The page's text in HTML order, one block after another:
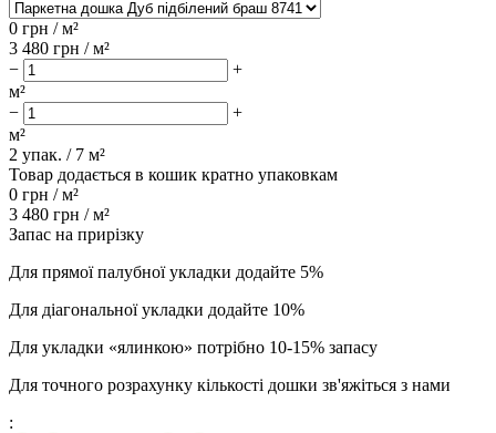
0 грн / м²
3 480 грн / м²
−
+
м²
−
+
м²
2 упак. / 7 м²
Товар додається в кошик кратно упаковкам
0 грн /м²
3 480 грн /м²
Запас на прирізку
Для прямої палубної укладки додайте 5%
Для діагональної укладки додайте 10%
Для укладки «ялинкою» потрібно 10-15% запасу
Для точного розрахунку кількості дошки зв'яжіться з нами
: